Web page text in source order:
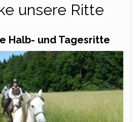
unsere Ritte
Halb- und Tagesritte